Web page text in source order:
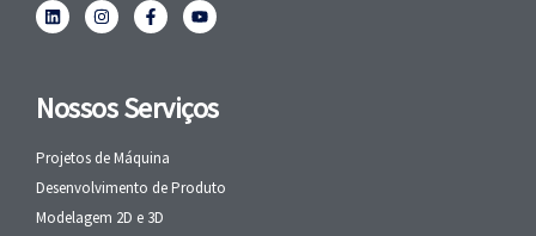
Nossos Serviços
Projetos de Máquina
Desenvolvimento de Produto
Modelagem 2D e 3D